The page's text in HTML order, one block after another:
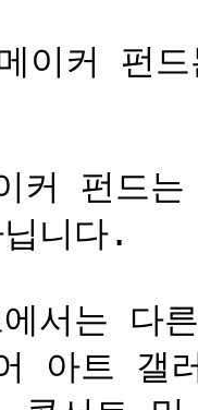
이커 펀
커 펀드
니다.
서는 다
아트 갤